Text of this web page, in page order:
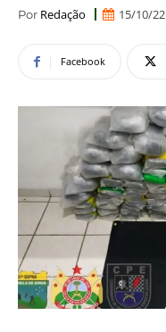
Por Redação 15/10/22
Facebook